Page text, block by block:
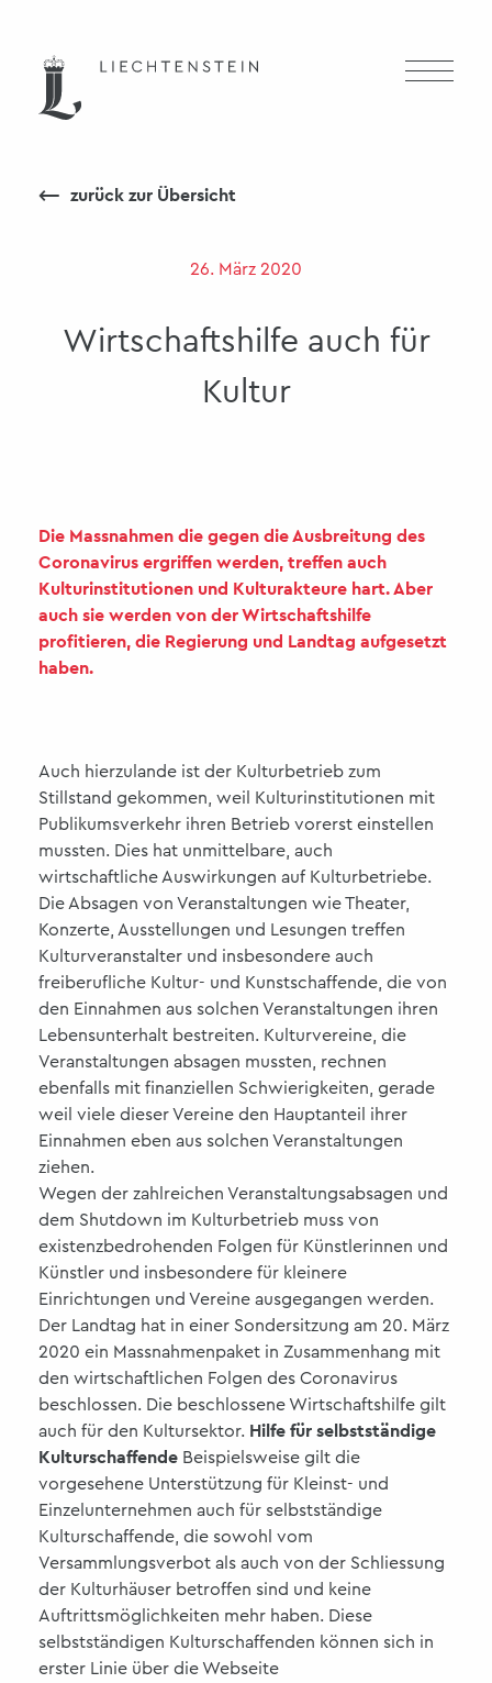
⟵ zurück zur Übersicht
Wirtschaftshilfe auch für
Kultur
26. März 2020
Die Massnahmen die gegen die Ausbreitung des
Coronavirus ergriffen werden, treffen auch
Kulturinstitutionen und Kulturakteure hart. Aber
auch sie werden von der Wirtschaftshilfe
profitieren, die Regierung und Landtag aufgesetzt
haben.
Auch hierzulande ist der Kulturbetrieb zum
Stillstand gekommen, weil Kulturinstitutionen mit
Publikumsverkehr ihren Betrieb vorerst einstellen
mussten. Dies hat unmittelbare, auch
wirtschaftliche Auswirkungen auf Kulturbetriebe.
Die Absagen von Veranstaltungen wie Theater,
Konzerte, Ausstellungen und Lesungen treffen
Kulturveranstalter und insbesondere auch
freiberufliche Kultur- und Kunstschaffende, die von
den Einnahmen aus solchen Veranstaltungen ihren
Lebensunterhalt bestreiten. Kulturvereine, die
Veranstaltungen absagen mussten, rechnen
ebenfalls mit finanziellen Schwierigkeiten, gerade
weil viele dieser Vereine den Hauptanteil ihrer
Einnahmen eben aus solchen Veranstaltungen
ziehen.
Wegen der zahlreichen Veranstaltungsabsagen und
dem Shutdown im Kulturbetrieb muss von
existenzbedrohenden Folgen für Künstlerinnen und
Künstler und insbesondere für kleinere
Einrichtungen und Vereine ausgegangen werden.
Der Landtag hat in einer Sondersitzung am 20. März
2020 ein Massnahmenpaket in Zusammenhang mit
den wirtschaftlichen Folgen des Coronavirus
beschlossen. Die beschlossene Wirtschaftshilfe gilt
auch für den Kultursektor. Hilfe für selbstständige
Kulturschaffende Beispielsweise gilt die
vorgesehene Unterstützung für Kleinst- und
Einzelunternehmen auch für selbstständige
Kulturschaffende, die sowohl vom
Versammlungsverbot als auch von der Schliessung
der Kulturhäuser betroffen sind und keine
Auftrittsmöglichkeiten mehr haben. Diese
selbstständigen Kulturschaffenden können sich in
erster Linie über die Webseite